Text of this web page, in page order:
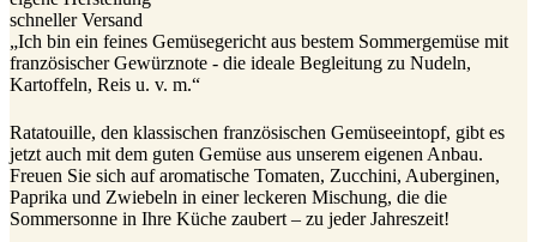
schneller Versand
„Ich bin ein feines Gemüsegericht aus bestem Sommergemüse mit
französischer Gewürznote - die ideale Begleitung zu Nudeln,
Kartoffeln, Reis u. v. m.“
Ratatouille, den klassischen französischen Gemüseeintopf, gibt es
jetzt auch mit dem guten Gemüse aus unserem eigenen Anbau.
Freuen Sie sich auf aromatische Tomaten, Zucchini, Auberginen,
Paprika und Zwiebeln in einer leckeren Mischung, die die
Sommersonne in Ihre Küche zaubert – zu jeder Jahreszeit!